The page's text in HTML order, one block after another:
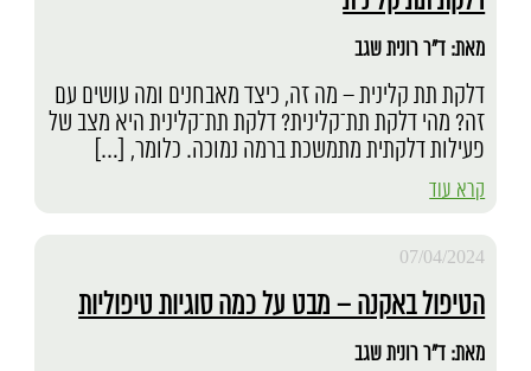
מאת: ד"ר רונית שגב
דלקת תת קלינית – מה זה, כיצד מאבחנים ומה עושים עם
זה? מהי דלקת תת־קלינית? דלקת תת־קלינית היא מצב של
פעילות דלקתית מתמשכת ברמה נמוכה. כלומר, […]
קרא עוד
07/04/2024
הטיפול באקנה – מבט על כמה סוגיות טיפוליות
מאת: ד"ר רונית שגב